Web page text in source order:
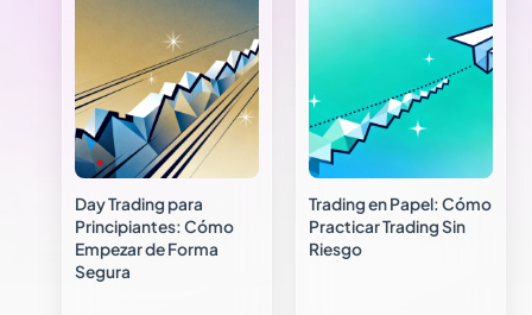
Day Trading para
Principiantes: Cómo
Empezar de Forma
Segura
Trading en Papel: Cómo
Practicar Trading Sin
Riesgo